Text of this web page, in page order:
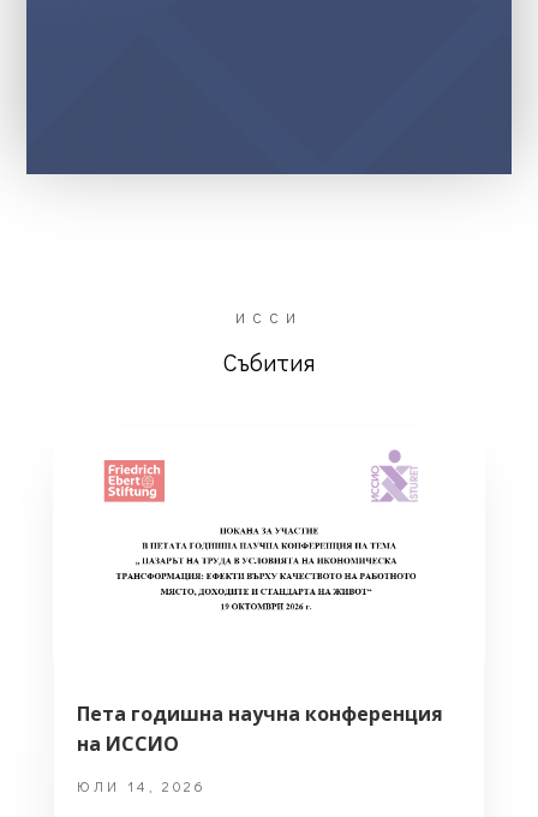
ИССИ
Събития
Пета годишна научна конференция
на ИССИО
ЮЛИ 14, 2026